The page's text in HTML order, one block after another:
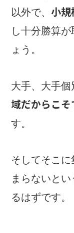
以外で、 小
し十分勝算
ょう。
大手、大手個
域だからこ
す。
そしてそこ
まらないと
るはずです。